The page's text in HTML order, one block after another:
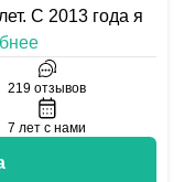
С 2013 года я
219 отзывов
7 лет с нами